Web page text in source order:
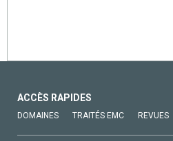
ACCÈS RAPIDES
DOMAINES TRAITÉS EMC REVUES